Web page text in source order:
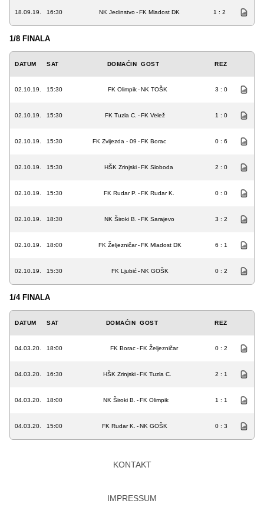
18.09.19. 16:30 NK Jedinstvo-FK Mladost DK 1 : 2
1/8 FINALA
DATUM SAT DOMAĆIN GOST REZ
02.10.19. 15:30 FK Olimpik-NK TOŠK 3 : 0
02.10.19. 15:30 FK Tuzla C. -FK Velež 1 : 0
02.10.19. 15:30 FK Zvijezda - 09 -FK Borac 0 : 6
02.10.19. 15:30 HŠK Zrinjski-FK Sloboda 2 : 0
02.10.19. 15:30 FK Rudar P. -FK Rudar K. 0 : 0
02.10.19. 18:30 NK Široki B. -FK Sarajevo 3 : 2
02.10.19. 18:00 FK Željezničar-FK Mladost DK 6 : 1
02.10.19. 15:30 FK Ljubić-NK GOŠK 0 : 2
1/4 FINALA
DATUM SAT DOMAĆIN GOST REZ
04.03.20. 18:00 FK Borac-FK Željezničar 0 : 2
04.03.20. 16:30 HŠK Zrinjski-FK Tuzla C. 2 : 1
04.03.20. 18:00 NK Široki B. -FK Olimpik 1 : 1
04.03.20. 15:00 FK Rudar K. -NK GOŠK 0 : 3
KONTAKT
IMPRESSUM